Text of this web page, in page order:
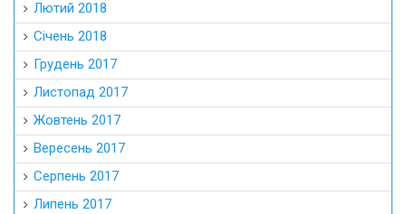
Лютий 2018
Січень 2018
Грудень 2017
Листопад 2017
Жовтень 2017
Вересень 2017
Серпень 2017
Липень 2017